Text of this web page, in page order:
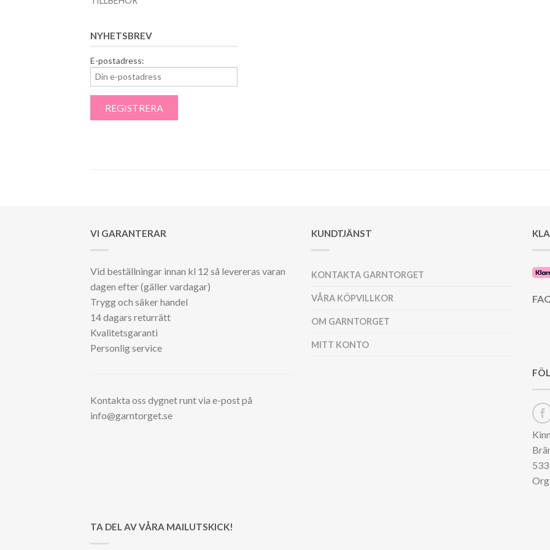
NYHETSBREV
E-postadress:
VI GARANTERAR
Vid beställningar innan kl 12 så levereras varan
dagen efter (gäller vardagar)
Trygg och säker handel
14 dagars returrätt
Kvalitetsgaranti
Personlig service
Kontakta oss dygnet runt via e-post på
info@garntorget.se
KUNDTJÄNST
KONTAKTA GARNTORGET
VÅRA KÖPVILLKOR
OM GARNTORGET
MITT KONTO
TA DEL AV VÅRA MAILUTSKICK!